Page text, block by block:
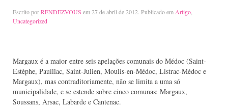
Escrito porRENDEZVOUS em27 de abril de 2012 . Publicado em Artigo
Uncategorized
Margaux é a maior entre seis apelações comunais do Médoc (Saint-
Estèphe, Pauillac, Saint-Julien, Moulis-en-Médoc, Listrac-Médoc e
Margaux), mas contraditoriamente, não se limita a uma só
municipalidade, e se estende sobre cinco comunas: Margaux,
Soussans, Arsac, Labarde e Cantenac.